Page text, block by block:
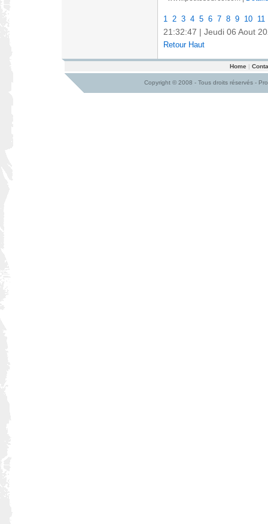
1 2 3 4 5 6 7 8 9 10 11
21:32:48 | Jeudi 06 Aout
Retour Haut
Home|
Copyright © 2008 - Tous droits réservés -